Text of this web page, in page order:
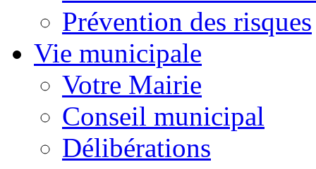
Prévention des risques
Vie municipale
Votre Mairie
Conseil municipal
Délibérations